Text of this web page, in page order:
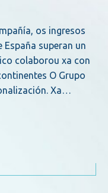
os ingresos
superan un
colaborou xa con
O Grupo
Xa…